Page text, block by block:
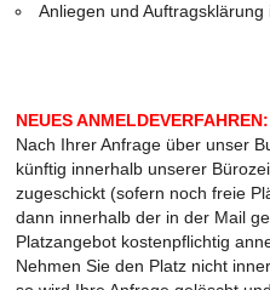
Anliegen und Auftragsklärung
NEUES ANMELDEVERFAHREN:
Nach Ihrer Anfrage über unser
künftig innerhalb unserer
zugeschickt (sofern noch freie
dann innerhalb der in der Mail
Platzangebot kostenpflichtig
Nehmen Sie den Platz nicht